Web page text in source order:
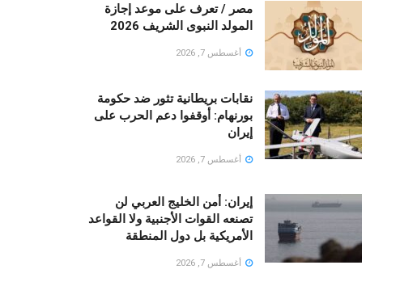
مصر / تعرف على موعد إجازة
المولد النبوى الشريف 2026
أغسطس 7, 2026
نقابات بريطانية تثور ضد حكومة
بورنهام: أوقفوا دعم الحرب على
إيران
أغسطس 7, 2026
إيران: أمن الخليج العربي لن
تصنعه القوات الأجنبية ولا القواعد
الأمريكية بل دول المنطقة
أغسطس 7, 2026